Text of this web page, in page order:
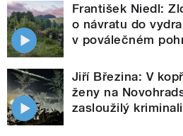
František Niedl:
o návratu do
v poválečném
Jiří Březina: V
ženy na
zasloužilý